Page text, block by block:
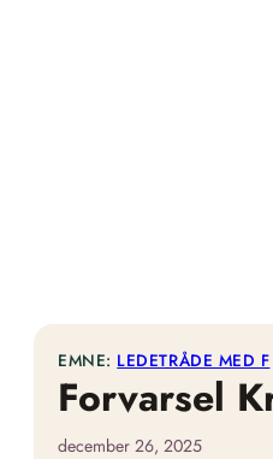
EMNE: LEDETRÅDE MED F
Forvarsel
december 26, 2025